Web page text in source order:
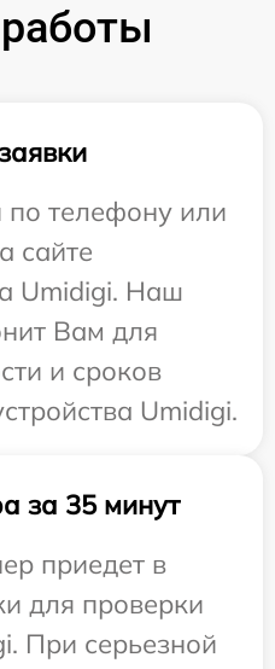
телефону или
сайте
Umidigi. Наш
Вам для
и сроков
Umidigi.
за 35 минут
приедет в
для проверки
При серьезной